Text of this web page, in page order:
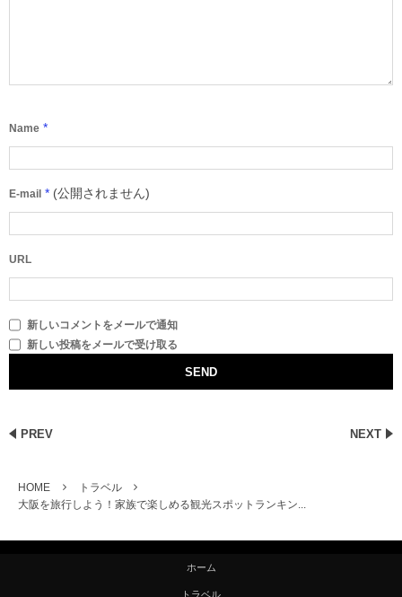
Name *
E-mail * (公開されません)
URL
新しいコメントをメールで通知
新しい投稿をメールで受け取る
PREV NEXT
HOME
トラベル
大阪を旅行しよう！家族で楽しめる観光スポットランキン...
ホーム
トラベル